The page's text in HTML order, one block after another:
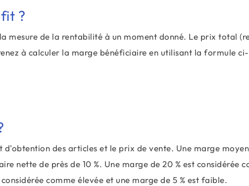
?
mesure de la rentabilité à un moment donné. Le prix total
à calculer la marge bénéficiaire en utilisant la formule ci-
des articles et le prix de vente. Une marge
nette de près de 10 %. Une marge de 20 % est considérée
comme élevée et une marge de 5 % est faible.